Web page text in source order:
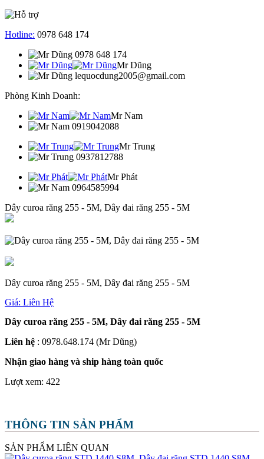
Hotline: 0978 648 174
0978 648 174
Mr Dũng
lequocdung2005@gmail.com
Phòng Kinh Doanh:
Mr Nam
0919042088
Mr Trung
0937812788
Mr Phát
0964585994
Dây curoa răng 255 - 5M, Dây đai răng 255 - 5M
Dây curoa răng 255 - 5M, Dây đai răng 255 - 5M
Giá: Liên Hệ
Dây curoa răng 255 - 5M, Dây đai răng 255 - 5M
Liên hệ : 0978.648.174 (Mr Dũng)
Nhận giao hàng và ship hàng toàn quốc
Lượt xem: 422
THÔNG TIN SẢN PHẨM
SẢN PHẨM LIÊN QUAN